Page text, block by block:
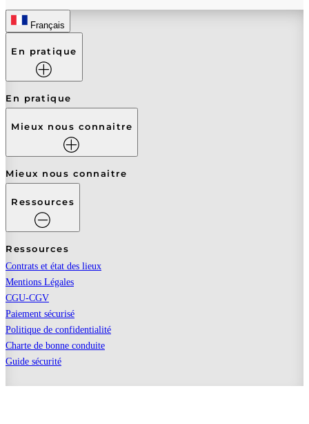
Français
En pratique
En pratique
Mieux nous connaitre
Mieux nous connaitre
Ressources
Ressources
Contrats et état des lieux
Mentions Légales
CGU-CGV
Paiement sécurisé
Politique de confidentialité
Charte de bonne conduite
Guide sécurité